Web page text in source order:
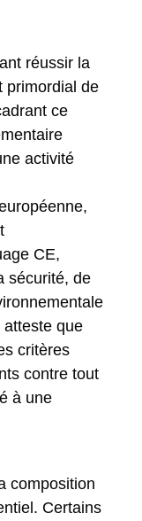
réussir la
primordial de
ce
activité
CE,
sécurité, de
que
critères
contre tout
à une
composition
Certains